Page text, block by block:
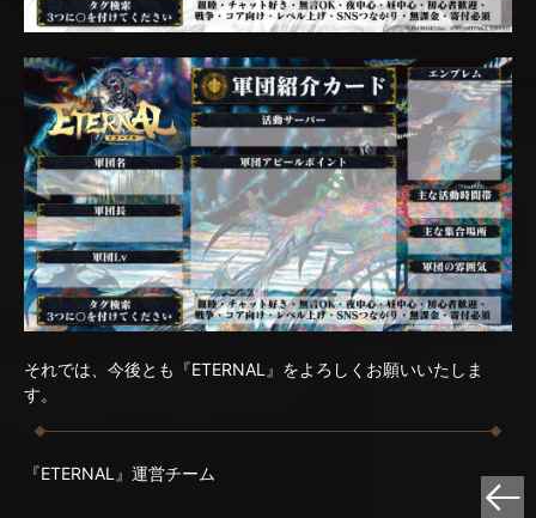
それでは、今後とも『ETERNAL』をよろしくお願いいたしま
す。
『ETERNAL』運営チーム